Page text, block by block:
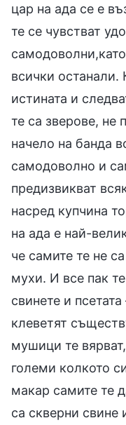
цар на ада се е
те се чувстват
всички останали.
истината и
те са зверове, не
начело на банда
самодоволно и
предизвикват
насред купчина
на ада е най-
че самите те не
мухи. И все пак
свинете и
клеветят
мушици те
големи колкото
макар самите те
са скверни свине